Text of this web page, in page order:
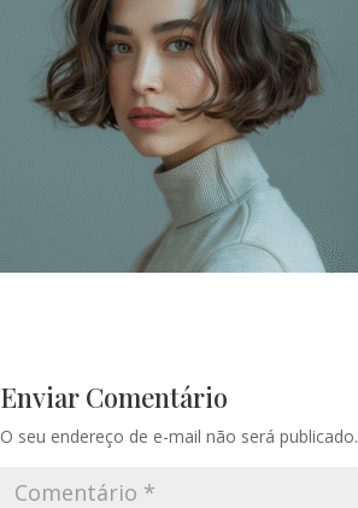
Enviar Comentário
O seu endereço de e-mail não será publicado.